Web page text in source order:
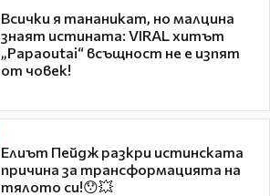
Всички я тананикат, но малцина
знаят истината: VIRAL хитът
„Papaoutai“ всъщност не е изпят
от човек!
Елиът Пейдж разкри истинската
причина за трансформацията на
тялото си!😯💥